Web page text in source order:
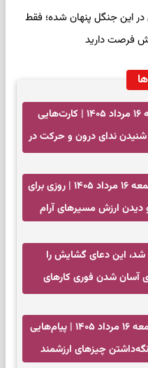
این جنگل پنهان شده؛ فقط
فال تاروت امروز جمعه ۱۶ مرداد ۱۴۰۵ | کارت‌هایی
شنیدن ندای درون و حرکت در
فال سرنوشت امروز جمعه ۱۶ مرداد ۱۴۰۵ | روزی برای
ارزش مسیرهای آرام
این دعای گشایش را
آسان شدن فوری کارهای
فال فرشتگان امروز جمعه ۱۶ مرداد ۱۴۰۵ | پیام‌هایی
چیزهای ارزشمند